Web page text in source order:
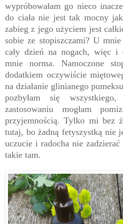
wypróbowałam go nieco
do ciała nie jest tak mocny
zabieg z jego użyciem jest
sobie ze stopiszczami? U
cały dzień na nogach, więc
mnie norma. Namoczone
dodatkiem oczywiście
na działanie glinianego
pozbyłam się
zastosowaniu mogłam
przyjemnością. Tylko mi bez
tutaj, bo żadną fetyszystką nie
uczucie i radocha nie
takie tam.